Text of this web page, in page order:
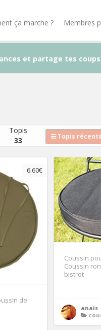
ça marche ? Membres
et partage tes
Topis
33
Topis récents
6.60€
de
Coussin
Coussin
bistrot
anais